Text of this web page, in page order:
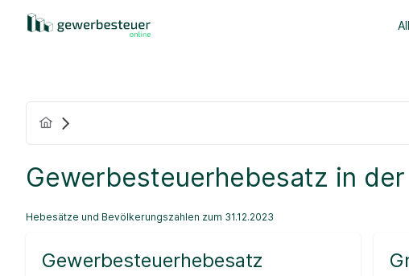
Gewerbesteuerhebesatz in der
Hebesätze und Bevölkerungszahlen zum 31.12.2023
Gewerbesteuerhebesatz